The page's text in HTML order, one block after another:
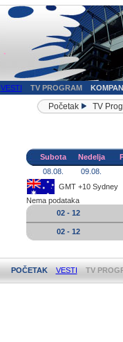
VESTI TV PROGRAM
Početak TV
Subota Nedelja
08.08.
09.08.
GMT +10 Sydney
Nema podataka
02 - 12
02 - 12
POČETAK VESTI TV